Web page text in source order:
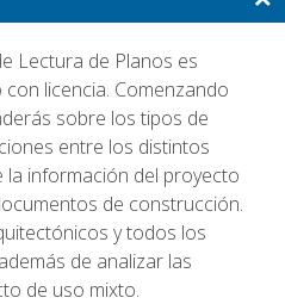
Lectura de Planos es
licencia. Comenzando
sobre los tipos de
entre los distintos
información del proyecto
de construcción.
y todos los
de analizar las
de uso mixto.